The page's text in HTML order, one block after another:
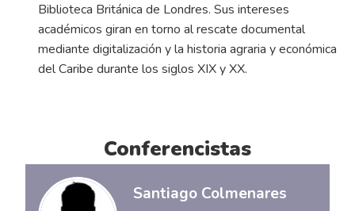
Biblioteca Británica de Londres. Sus intereses
académicos giran en torno al rescate documental
mediante digitalización y la historia agraria y económica
del Caribe durante los siglos XIX y XX.
Conferencistas
Santiago Colmenares